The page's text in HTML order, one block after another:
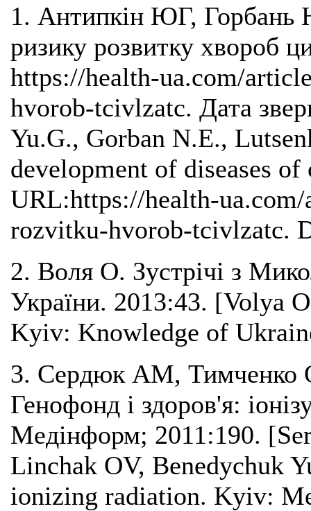
1. Антипкін ЮГ,
ризику розвитку хвороб
https://health-ua.com/
hvorob-tcivlzatc. Дата
Yu.G., Gorban N.E.,
development of diseases
URL:https://health-
rozvitku-hvorob-tcivlzatc.
2. Воля О. Зустрічі з
України. 2013:43. [Volya
Kyiv: Knowledge of
3. Сердюк АМ, Тимченко
Генофонд і здоров'я:
Медінформ; 2011:190.
Linchak OV, Benedychuk
ionizing radiation. Kyiv: